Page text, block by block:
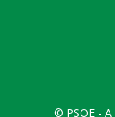
© PSOE -